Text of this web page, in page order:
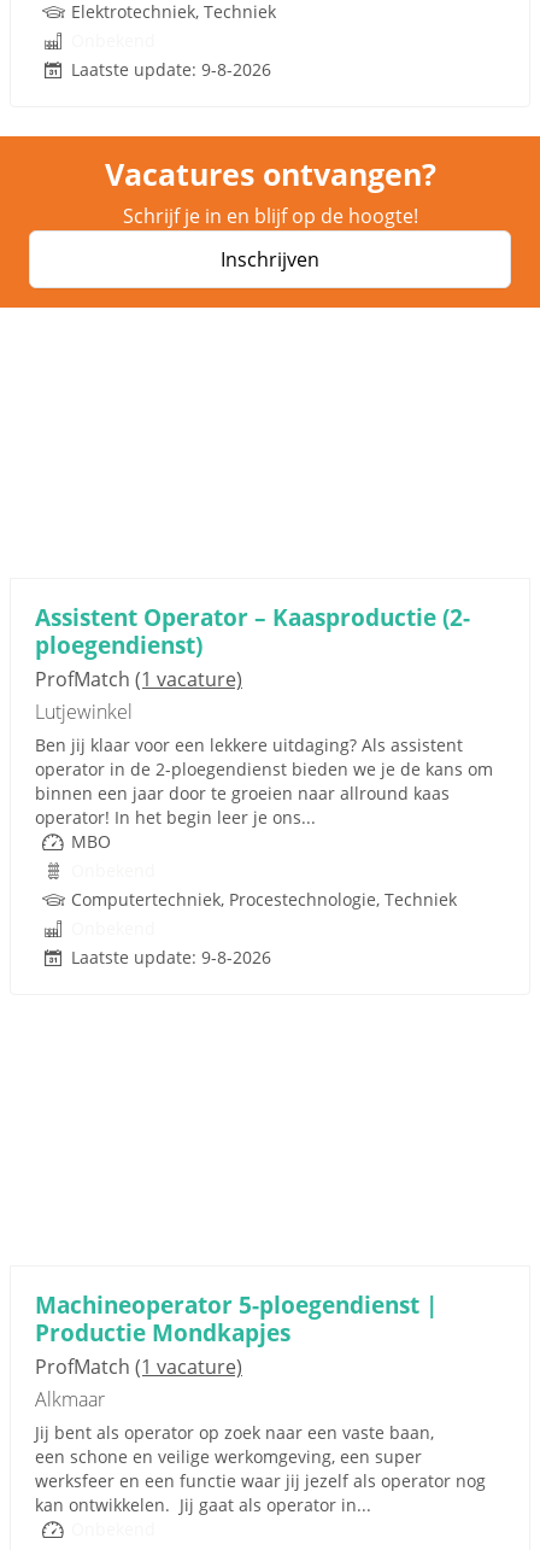
Elektrotechniek, Techniek
Laatste update: 9-8-2026
Vacatures ontvangen?
Schrijf je in en blijf op de hoogte!
Inschrijven
Assistent Operator – Kaasproductie (2-
ploegendienst)
ProfMatch (1 vacature)
Lutjewinkel
Ben jij klaar voor een lekkere uitdaging? Als assistent
operator in de 2-ploegendienst bieden we je de kans om
binnen een jaar door te groeien naar allround kaas
operator! In het begin leer je ons...
MBO
Computertechniek, Procestechnologie, Techniek
Laatste update: 9-8-2026
Machineoperator 5-ploegendienst |
Productie Mondkapjes
ProfMatch (1 vacature)
Alkmaar
Jij bent als operator op zoek naar een vaste baan,
een schone en veilige werkomgeving, een super
werksfeer en een functie waar jij jezelf als operator nog
kan ontwikkelen. Jij gaat als operator in...